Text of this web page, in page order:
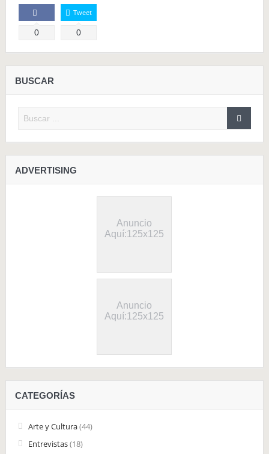
Comparte
0
Tweet
0
BUSCAR
ADVERTISING
Anuncio
Aquí:125x125
Anuncio
Aquí:125x125
CATEGORÍAS
Arte y Cultura(44)
Entrevistas(18)